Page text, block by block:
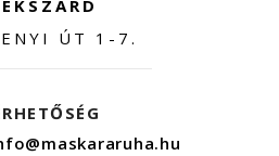
ÚT 1-7.